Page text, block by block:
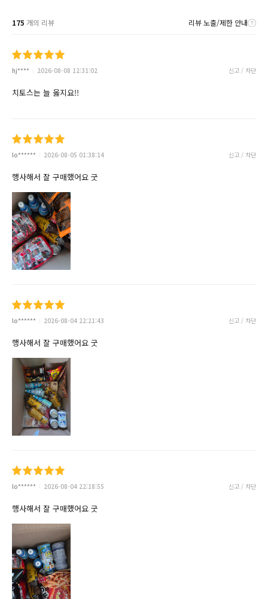
175 개의 리뷰 리뷰 노출/제한 안내
hj**** 2026-08-08 12:31:02 신고 / 차단
치토스는 늘 옳지요!!
lo****** 2026-08-05 01:38:14 신고 / 차단
행사해서 잘 구매했어요 굿
lo****** 2026-08-04 22:21:43 신고 / 차단
행사해서 잘 구매했어요 굿
lo****** 2026-08-04 22:18:55 신고 / 차단
행사해서 잘 구매했어요 굿